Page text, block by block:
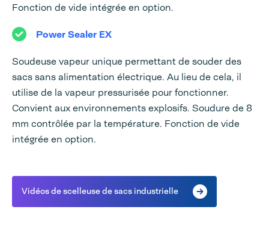
Fonction de vide intégrée en option.
Power Sealer EX
Soudeuse vapeur unique permettant de souder des
sacs sans alimentation électrique. Au lieu de cela, il
utilise de la vapeur pressurisée pour fonctionner.
Convient aux environnements explosifs. Soudure de 8
mm contrôlée par la température. Fonction de vide
intégrée en option.
Vidéos de scelleuse de sacs industrielle